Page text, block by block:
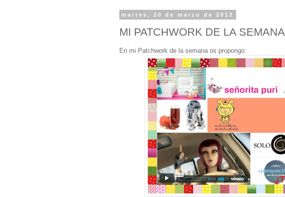
martes, 20 de marzo de 2012
MI PATCHWORK DE LA SEMANA
En mi Patchwork de la semana os propongo: